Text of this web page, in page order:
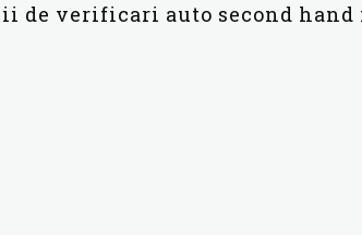
de verificari auto second